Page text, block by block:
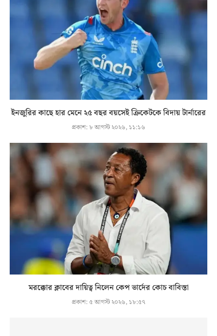
ইনজুরির কাছে হার মেনে ২৫ বছর বয়সেই ক্রিকেটকে বিদায় টার্নারের
প্রকাশ: ৮ আগস্ট ২০২৬, ১১:১৬
মরক্কোর ক্লাবের দায়িত্ব নিলেন কেপ ভার্দের কোচ বাবিস্তা
প্রকাশ: ৫ আগস্ট ২০২৬, ১৮:৫৭